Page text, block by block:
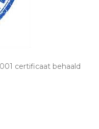
certificaat behaald